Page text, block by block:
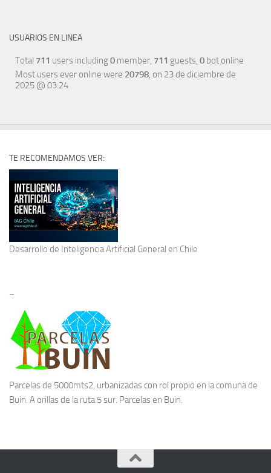
USUARIOS EN LINEA
Total 711 users including0 member, 711 guests, 0 bot online
Most users ever online were 20798, on 23 de diciembre de
2025 @ 03:24
TE RECOMENDAMOS VER:
Desarrollo de Inteligencia Artificial General en Chile
–
Parcelas de 5000mts2, urbanizadas con rol propio en la comuna de
Buin. A orillas de la ruta 5 sur. Parcelas en Buin.